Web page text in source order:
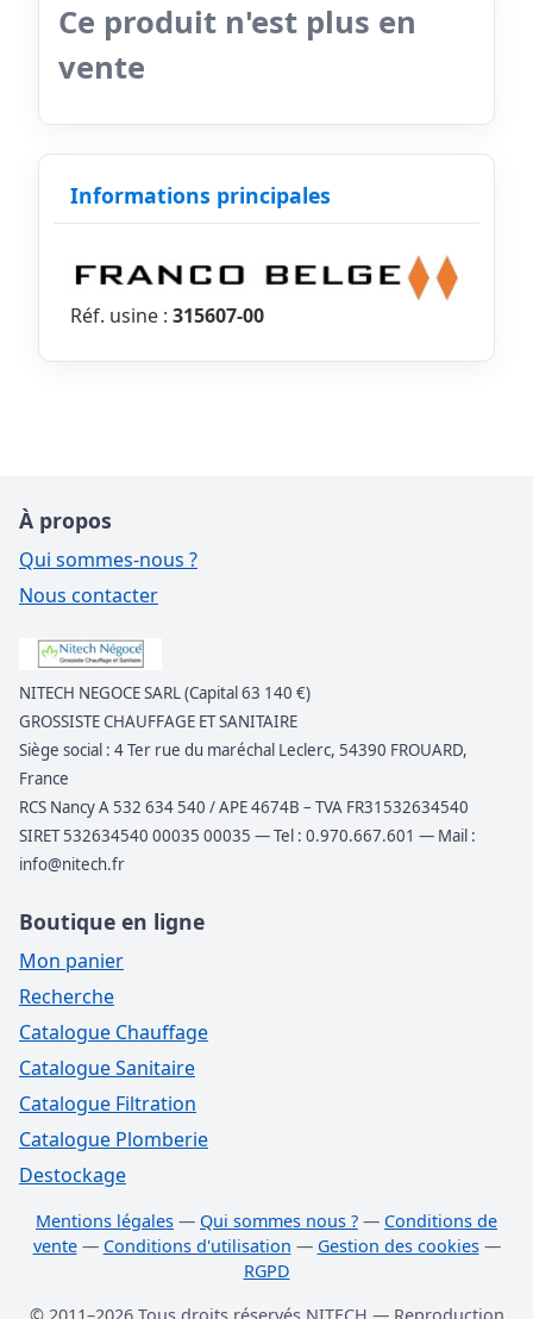
Ce produit n'est plus en
vente
Informations principales
Réf. usine : 315607-00
À propos
Qui sommes-nous ?
Nous contacter
NITECH NEGOCE SARL (Capital 63 140 €)
GROSSISTE CHAUFFAGE ET SANITAIRE
Siège social : 4 Ter rue du maréchal Leclerc, 54390 FROUARD,
France
RCS Nancy A 532 634 540 / APE 4674B – TVA FR31532634540
SIRET 532634540 00035 00035 — Tel : 0.970.667.601 — Mail :
info@nitech.fr
Boutique en ligne
Mon panier
Recherche
Catalogue Chauffage
Catalogue Sanitaire
Catalogue Filtration
Catalogue Plomberie
Destockage
Mentions légales — Qui sommes nous ? — Conditions de
vente— Conditions d'utilisation — Gestion des cookies—
RGPD
© 2011–2026 Tous droits réservés NITECH — Reproduction